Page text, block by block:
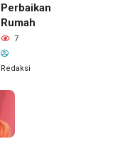
Perbaikan
Rumah
7
Redaksi